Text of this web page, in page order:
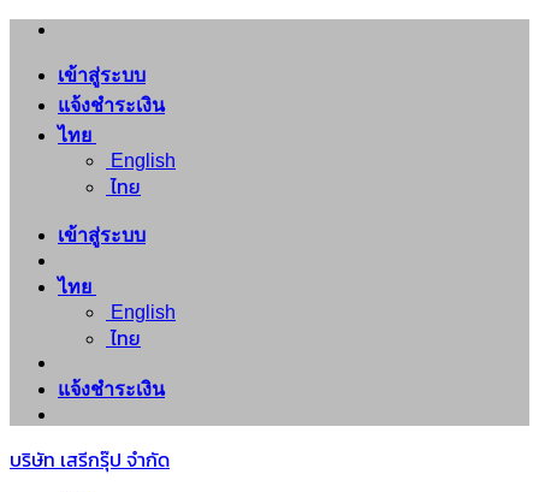
ข้าม
เนื้อหา
เข้าสู่ระบบ
แจ้งชำระเงิน
ไทย
English
ไทย
เข้าสู่ระบบ
ไทย
English
ไทย
แจ้งชำระเงิน
บริษัท เสรีกรุ๊ป จำกัด